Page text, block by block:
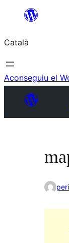
contingut
Català
Aconseguiu el